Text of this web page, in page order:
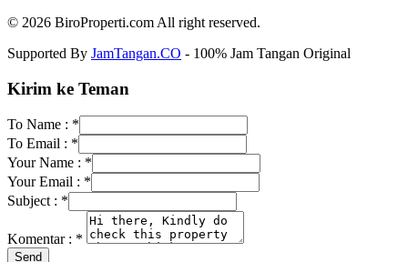
© 2026 BiroProperti.com All right reserved.
Supported By JamTangan.CO - 100% Jam Tangan Original
Kirim ke Teman
To Name : *
To Email : *
Your Name : *
Your Email : *
Subject : *
Komentar : *